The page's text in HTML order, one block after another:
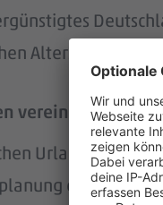
Altersversorgung
vereinbaren –
Urlaub pro Jahr.
erfolgt in